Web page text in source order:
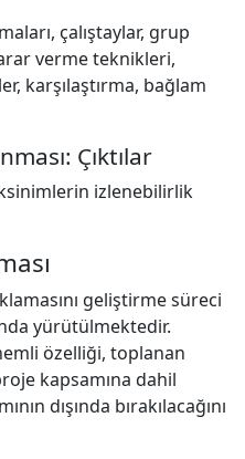
çalıştaylar, grup
verme teknikleri,
karşılaştırma, bağlam
Çıktılar
izlenebilirlik
geliştirme süreci
yürütülmektedir.
özelliği, toplanan
kapsamına dahil
dışında bırakılacağını